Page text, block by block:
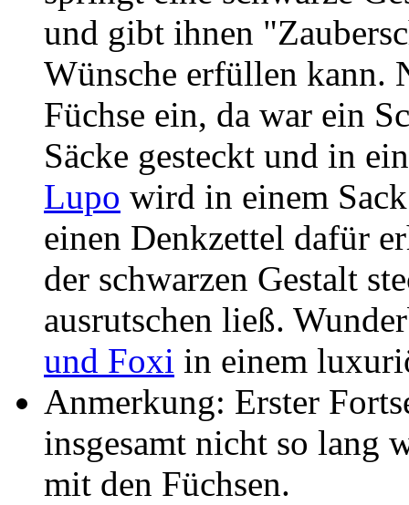
und gibt ihnen
Wünsche erfüllen kann.
Füchse ein, da war ein
Säcke gesteckt und in
Lupo wird in einem
einen Denkzettel dafür
der schwarzen Gestalt
ausrutschen ließ.
und Foxi in einem
Anmerkung: Erster
insgesamt nicht so lang
mit den Füchsen.